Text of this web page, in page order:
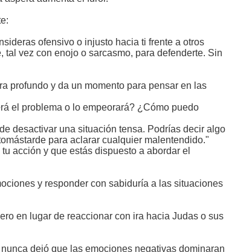
ofensivo o injusto hacia ti frente a otros
vez con enojo o sarcasmo, para defenderte. Sin
profundo y da un momento para pensar en las
el problema o lo empeorará? ¿Cómo puedo
desactivar una situación tensa. Podrías decir algo
para aclarar cualquier malentendido."
acción y que estás dispuesto a abordar el
y responder con sabiduría a las situaciones
en lugar de reaccionar con ira hacia Judas o sus
dejó que las emociones negativas dominaran